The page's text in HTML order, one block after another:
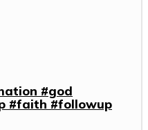
#god
#faith #followup